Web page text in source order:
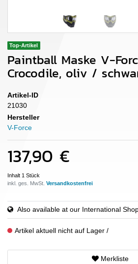
Top-Artikel
Paintball Maske V-
Crocodile, oliv /
Artikel-ID
21030
Hersteller
V-Force
137,90 €
Inhalt 1 Stück
inkl. ges. MwSt.
Also available at our International
Artikel aktuell nicht auf Lager
Merkliste